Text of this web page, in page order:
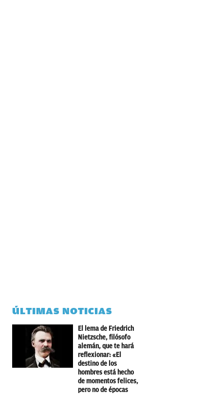
ÚLTIMAS NOTICIAS
El lema de Friedrich
Nietzsche, filósofo
alemán, que te hará
reflexionar: «El
destino de los
hombres está hecho
de momentos felices,
pero no de épocas